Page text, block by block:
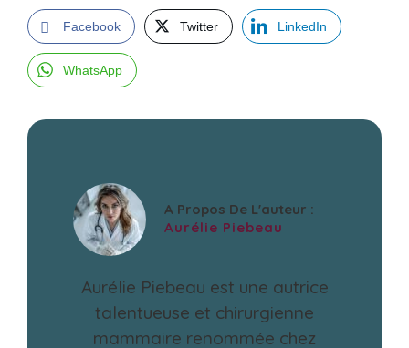
Facebook Twitter LinkedIn
WhatsApp
A Propos De L'auteur :
Aurélie Piebeau
Aurélie Piebeau est une autrice
talentueuse et chirurgienne
mammaire renommée chez